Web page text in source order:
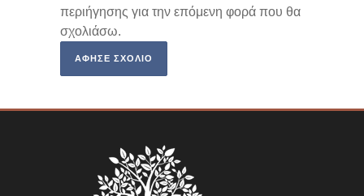
περιήγησης για την επόμενη φορά που θα
σχολιάσω.